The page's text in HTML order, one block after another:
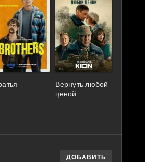
Вернуть любой
ценой
ДОБАВИТЬ